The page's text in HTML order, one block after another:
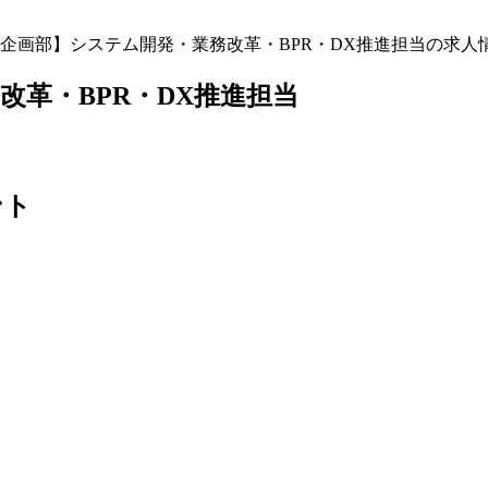
画部】システム開発・業務改革・BPR・DX推進担当の求人
革・BPR・DX推進担当